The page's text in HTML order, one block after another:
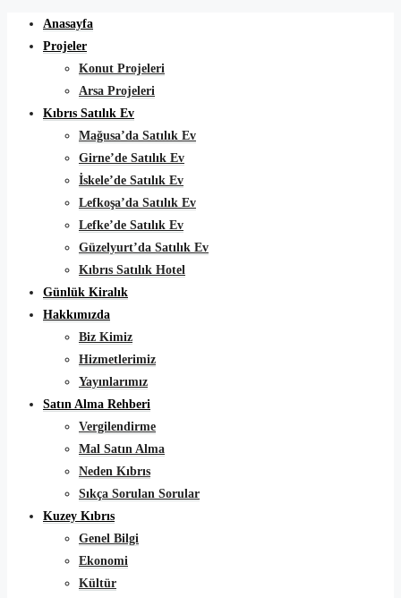
Anasayfa
Projeler
Konut Projeleri
Arsa Projeleri
Kıbrıs Satılık Ev
Mağusa’da Satılık Ev
Girne’de Satılık Ev
İskele’de Satılık Ev
Lefkoşa’da Satılık Ev
Lefke’de Satılık Ev
Güzelyurt’da Satılık Ev
Kıbrıs Satılık Hotel
Günlük Kiralık
Hakkımızda
Biz Kimiz
Hizmetlerimiz
Yayınlarımız
Satın Alma Rehberi
Vergilendirme
Mal Satın Alma
Neden Kıbrıs
Sıkça Sorulan Sorular
Kuzey Kıbrıs
Genel Bilgi
Ekonomi
Kültür